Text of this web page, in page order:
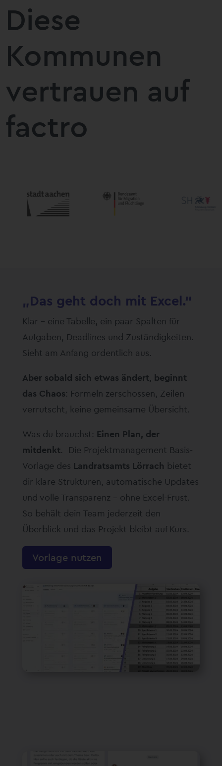
Diese
Kommunen
vertrauen auf
factro
„Das geht doch mit Excel.“
Klar – eine Tabelle, ein paar Spalten für
Aufgaben, Deadlines und Zuständigkeiten.
Sieht am Anfang ordentlich aus.
Aber sobald sich etwas ändert, beginnt
das Chaos: Formeln zerschossen, Zeilen
verrutscht, keine gemeinsame Übersicht.
Was du brauchst: Einen Plan, der
mitdenkt. Die Projektmanagement Basis-
Vorlage des Landratsamts Lörrach bietet
dir klare Strukturen, automatische Updates
und volle Transparenz – ohne Excel-Frust.
So behält dein Team jederzeit den
Überblick und das Projekt bleibt auf Kurs.
Vorlage nutzen